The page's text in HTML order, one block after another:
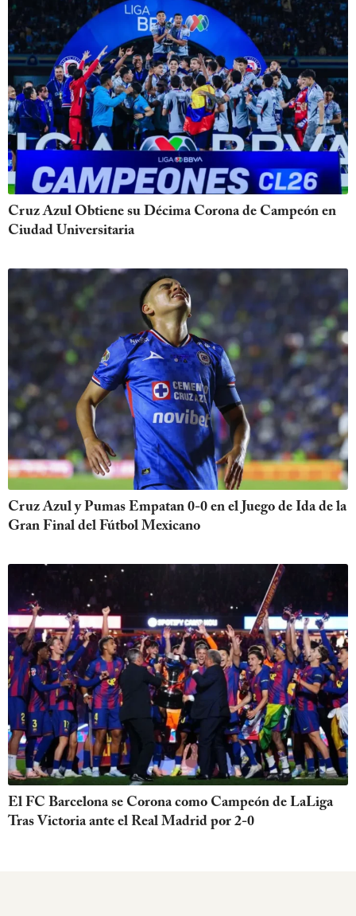
Cruz Azul Obtiene su Décima Corona de Campeón en
Ciudad Universitaria
Cruz Azul y Pumas Empatan 0-0 en el Juego de Ida de la
Gran Final del Fútbol Mexicano
El FC Barcelona se Corona como Campeón de LaLiga
Tras Victoria ante el Real Madrid por 2-0